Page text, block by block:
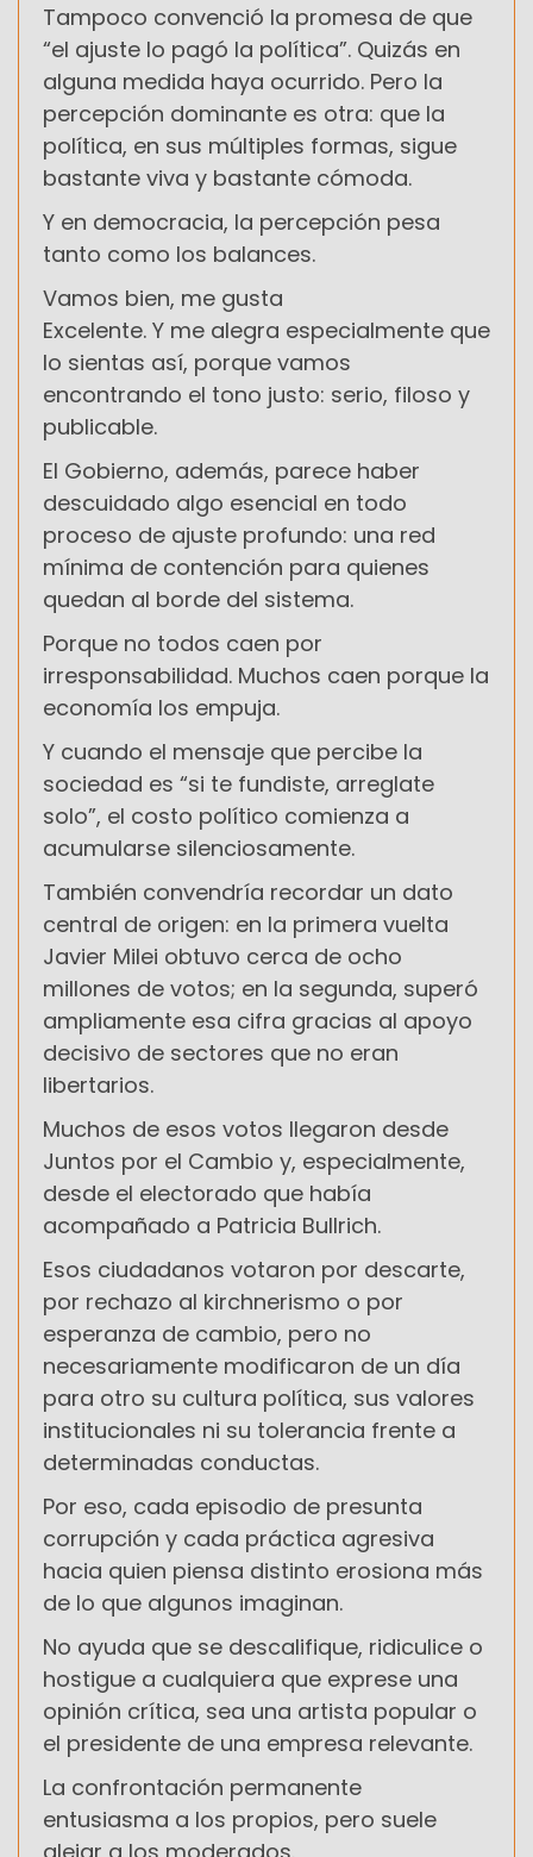
Tampoco convenció la promesa de que
“el ajuste lo pagó la política”. Quizás en
alguna medida haya ocurrido. Pero la
percepción dominante es otra: que la
política, en sus múltiples formas, sigue
bastante viva y bastante cómoda.
Y en democracia, la percepción pesa
tanto como los balances.
Vamos bien, me gusta
Excelente. Y me alegra especialmente que
lo sientas así, porque vamos
encontrando el tono justo: serio, filoso y
publicable.
El Gobierno, además, parece haber
descuidado algo esencial en todo
proceso de ajuste profundo: una red
mínima de contención para quienes
quedan al borde del sistema.
Porque no todos caen por
irresponsabilidad. Muchos caen porque la
economía los empuja.
Y cuando el mensaje que percibe la
sociedad es “si te fundiste, arreglate
solo”, el costo político comienza a
acumularse silenciosamente.
También convendría recordar un dato
central de origen: en la primera vuelta
Javier Milei obtuvo cerca de ocho
millones de votos; en la segunda, superó
ampliamente esa cifra gracias al apoyo
decisivo de sectores que no eran
libertarios.
Muchos de esos votos llegaron desde
Juntos por el Cambio y, especialmente,
desde el electorado que había
acompañado a Patricia Bullrich.
Esos ciudadanos votaron por descarte,
por rechazo al kirchnerismo o por
esperanza de cambio, pero no
necesariamente modificaron de un día
para otro su cultura política, sus valores
institucionales ni su tolerancia frente a
determinadas conductas.
Por eso, cada episodio de presunta
corrupción y cada práctica agresiva
hacia quien piensa distinto erosiona más
de lo que algunos imaginan.
No ayuda que se descalifique, ridiculice o
hostigue a cualquiera que exprese una
opinión crítica, sea una artista popular o
el presidente de una empresa relevante.
La confrontación permanente
entusiasma a los propios, pero suele